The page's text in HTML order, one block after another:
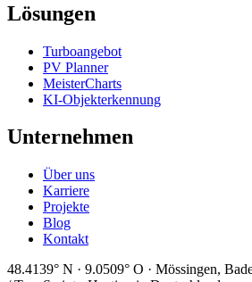
Lösungen
Turboangebot
PV Planner
MeisterCharts
KI-Objekterkennung
Unternehmen
Über uns
Karriere
Projekte
Blog
Kontakt
48.4139° N · 9.0509° O · Mössingen,